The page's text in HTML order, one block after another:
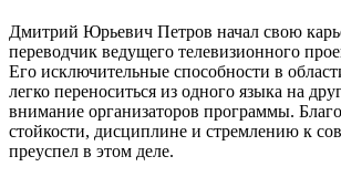
Дмитрий Юрьевич Петров начал свою
переводчик ведущего телевизионного
Его исключительные способности в
легко переноситься из одного языка на
внимание организаторов программы.
стойкости, дисциплине и стремлению к
преуспел в этом деле.